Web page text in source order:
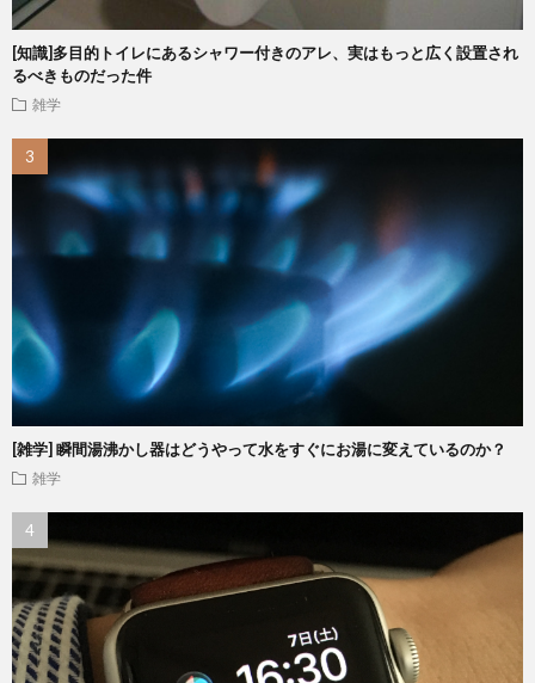
[知識]多目的トイレにあるシャワー付きのアレ、実はもっと広く設置され
るべきものだった件
雑学
[雑学] 瞬間湯沸かし器はどうやって水をすぐにお湯に変えているのか？
雑学